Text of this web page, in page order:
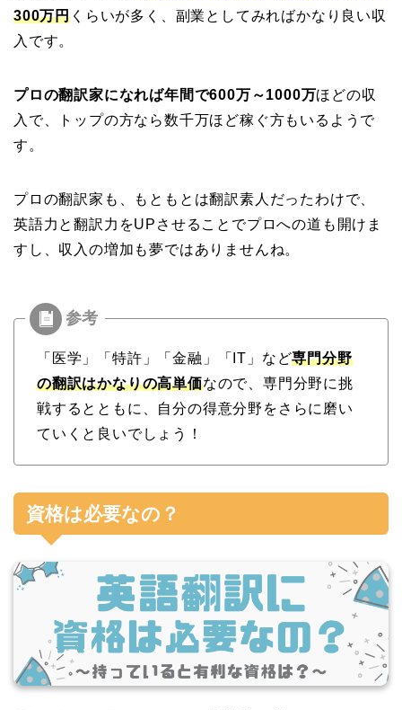
300万円 くらいが多く、 副業としてみればかなり良い収
入です。
プロの翻訳家になれば年間で600万～1000万ほどの収
入で、トップの方なら数千万ほど稼ぐ方もいるようで
す。
プロの翻訳家も、もともとは翻訳素人だったわけで、
英語力と翻訳力をUPさせることでプロへの道も開けま
すし、収入の増加も夢ではありませんね。
「医学」「特許」「金融」「IT」など専門分野
の翻訳はかなりの高単価なので、専門分野に挑
戦するとともに、自分の得意分野をさらに磨い
ていくと良いでしょう！
資格は必要なの？